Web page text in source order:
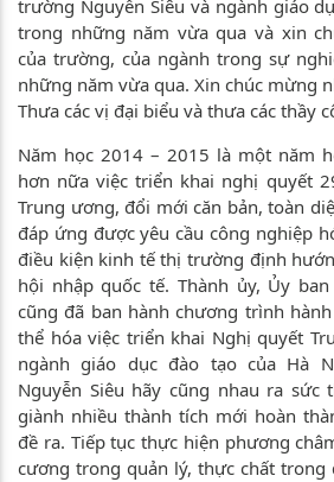
trường Nguyễn Siêu và ngành giáo
trong những năm vừa qua và xin
của trường, của ngành trong sự
những năm vừa qua. Xin chúc mừng
Thưa các vị đại biểu và thưa các thầy
Năm học 2014 – 2015 là một năm
hơn nữa việc triển khai nghị quyết
Trung ương, đổi mới căn bản, toàn
đáp ứng được yêu cầu công nghiệp
điều kiện kinh tế thị trường định
hội nhập quốc tế. Thành ủy, Ủy
cũng đã ban hành chương trình
thể hóa việc triển khai Nghị quyết
ngành giáo dục đào tạo của Hà
Nguyễn Siêu hãy cũng nhau ra sức
giành nhiều thành tích mới hoàn
đề ra. Tiếp tục thực hiện phương
cương trong quản lý, thực chất trong